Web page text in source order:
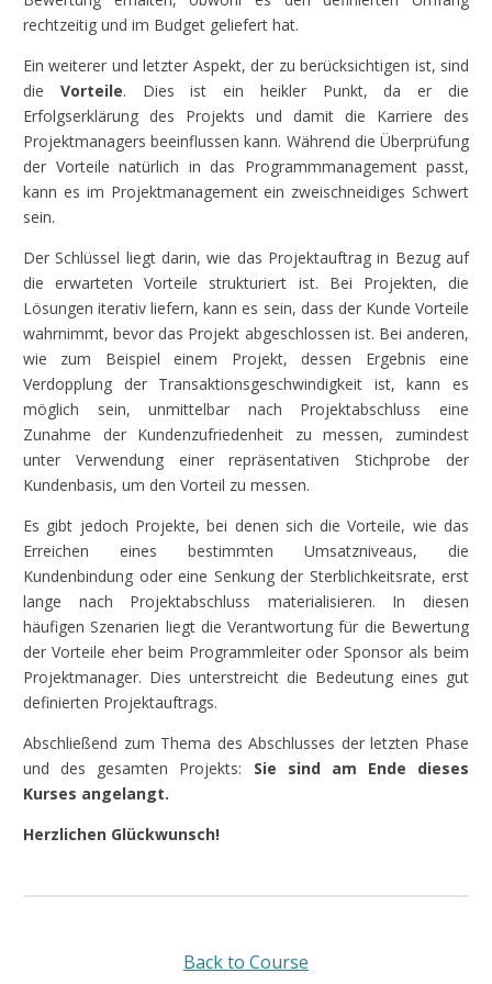
rechtzeitig und im Budget geliefert hat.
Ein weiterer und letzter Aspekt, der zu berücksichtigen ist, sind
die Vorteile. Dies ist ein heikler Punkt, da er die
Erfolgserklärung des Projekts und damit die Karriere des
Projektmanagers beeinflussen kann. Während die Überprüfung
der Vorteile natürlich in das Programmmanagement passt,
kann es im Projektmanagement ein zweischneidiges Schwert
sein.
Der Schlüssel liegt darin, wie das Projektauftrag in Bezug auf
die erwarteten Vorteile strukturiert ist. Bei Projekten, die
Lösungen iterativ liefern, kann es sein, dass der Kunde Vorteile
wahrnimmt, bevor das Projekt abgeschlossen ist. Bei anderen,
wie zum Beispiel einem Projekt, dessen Ergebnis eine
Verdopplung der Transaktionsgeschwindigkeit ist, kann es
möglich sein, unmittelbar nach Projektabschluss eine
Zunahme der Kundenzufriedenheit zu messen, zumindest
unter Verwendung einer repräsentativen Stichprobe der
Kundenbasis, um den Vorteil zu messen.
Es gibt jedoch Projekte, bei denen sich die Vorteile, wie das
Erreichen eines bestimmten Umsatzniveaus, die
Kundenbindung oder eine Senkung der Sterblichkeitsrate, erst
lange nach Projektabschluss materialisieren. In diesen
häufigen Szenarien liegt die Verantwortung für die Bewertung
der Vorteile eher beim Programmleiter oder Sponsor als beim
Projektmanager. Dies unterstreicht die Bedeutung eines gut
definierten Projektauftrags.
Abschließend zum Thema des Abschlusses der letzten Phase
und des gesamten Projekts: Sie sind am Ende dieses
Kurses angelangt.
Herzlichen Glückwunsch!
Back to Course